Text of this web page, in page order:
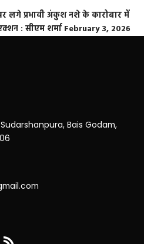
पर लगे प्रभावी अंकुश नशे के कारोबार में
: सीएम शर्मा February 3, 2026
Bais Godam,